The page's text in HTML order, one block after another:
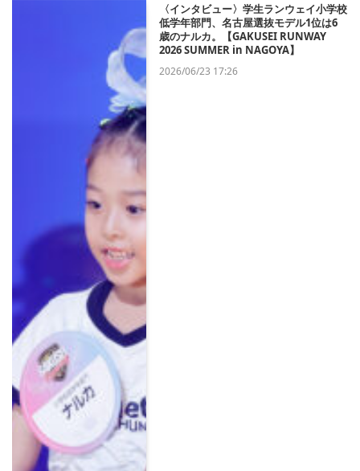
〈インタビュー〉学生ランウェイ小学校
低学年部門、名古屋選抜モデル1位は6
歳のナルカ。【GAKUSEI RUNWAY
2026 SUMMER in NAGOYA】
2026/06/23 17:26